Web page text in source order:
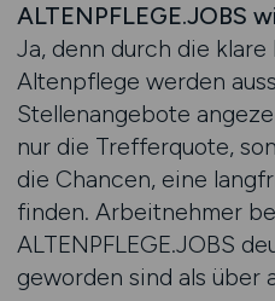
ALTENPFLEGE.JOBS
Ja, denn durch die klare
Altenpflege werden
Stellenangebote
nur die Trefferquote,
die Chancen, eine
finden. Arbeitnehmer
ALTENPFLEGE.JOBS
geworden sind als über